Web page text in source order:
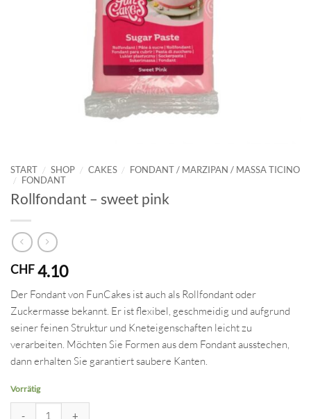
START / SHOP / CAKES / FONDANT / MARZIPAN / MASSA TICINO
/ FONDANT
Rollfondant – sweet pink
CHF4.10
Der Fondant von FunCakes ist auch als Rollfondant oder
Zuckermasse bekannt. Er ist flexibel, geschmeidig und aufgrund
seiner feinen Struktur und Kneteigenschaften leicht zu
verarbeiten. Möchten Sie Formen aus dem Fondant ausstechen,
dann erhalten Sie garantiert saubere Kanten.
Vorrätig